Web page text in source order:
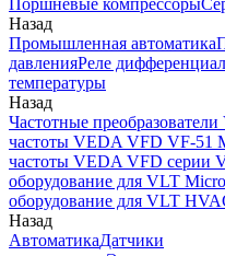
Поршневые компрессоры
Назад
Промышленная автоматика
давленияРеле
температуры
Назад
Частотные
частоты VEDA VFD VF-51
частоты VEDA VFD серии
оборудование для VLT
оборудование для VLT
Назад
АвтоматикаДатчики